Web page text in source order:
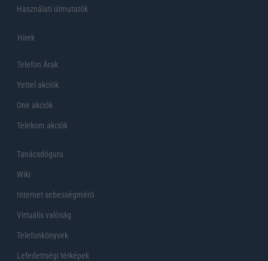
Használati útmutatók
Hirek
Telefon Árak
Yettel akciók
One akciók
Telekom akciók
Tanácsdóguru
Wiki
Internet sebességmérő
Virtuális valóság
Telefonkönyvek
Lefedettségi térképek